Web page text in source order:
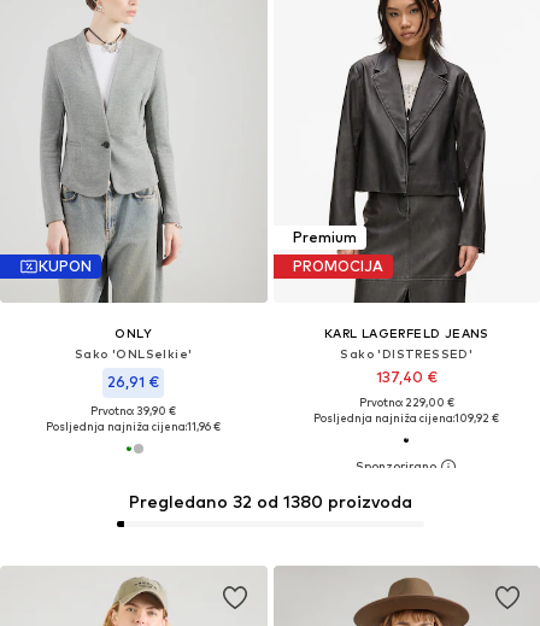
KUPON
ONLY
Sako 'ONLSelkie'
26,91 €
Prvotno: 39,90 €
Posljednja najniža cijena:11,96 €
Premium
PROMOCIJA
KARL LAGERFELD JEANS
Sako 'DISTRESSED'
137,40 €
Prvotno: 229,00 €
Posljednja najniža cijena:109,92 €
Pregledano 32 od 1380 proizvoda